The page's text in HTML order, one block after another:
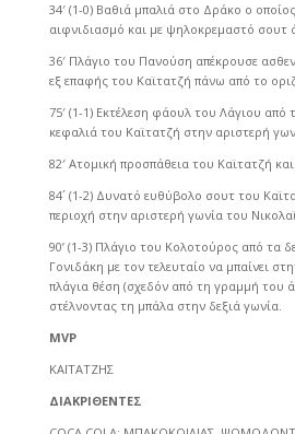
34′ (1-0) Βαθιά μπαλιά στο Δράκο ο
αιφνιδιασμό και με ψηλοκρεμαστό σουτ
36′ Πλάγιο του Πανούση απέκρουσε
εξ επαφής του Καϊτατζή πάνω από το
75′ (1-1) Εκτέλεση φάουλ του Λάγιου από
κεφαλιά του Καϊτατζή στην αριστερή
82′ Ατομική προσπάθεια του Καϊτατζή
84´ (1-2) Δυνατό ευθύβολο σουτ του
περιοχή στην αριστερή γωνία του
90’ (1-3) Πλάγιο του Κολοτούρος από τα
Γονιδάκη με τον τελευταίο να μπαίνει
πλάγια θέση (σχεδόν από τη γραμμή του
στέλνοντας τη μπάλα στην δεξιά γωνία.
MVP
ΚΑΪΤΑΤΖΗΣ
ΔΙΑΚΡΙΘΕΝΤΕΣ